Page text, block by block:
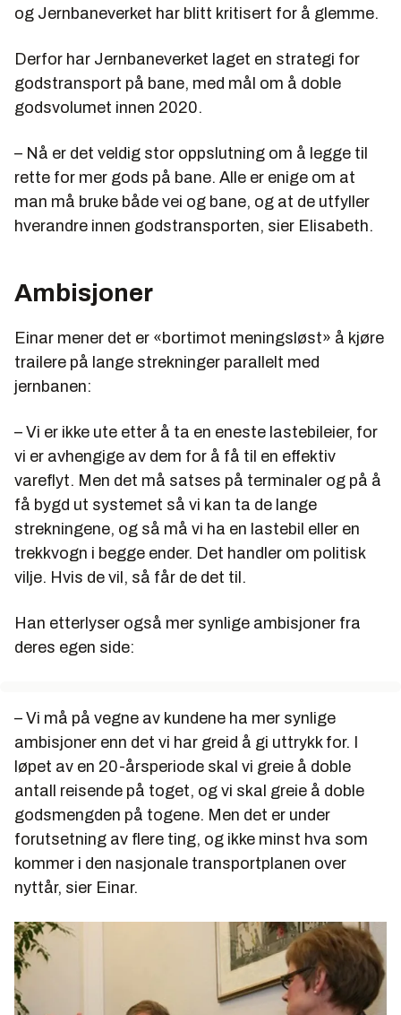
og Jernbaneverket har blitt kritisert for å glemme.
Derfor har Jernbaneverket laget en strategi for
godstransport på bane, med mål om å doble
godsvolumet innen 2020.
– Nå er det veldig stor oppslutning om å legge til
rette for mer gods på bane. Alle er enige om at
man må bruke både vei og bane, og at de utfyller
hverandre innen godstransporten, sier Elisabeth.
Ambisjoner
Einar mener det er «bortimot meningsløst» å kjøre
trailere på lange strekninger parallelt med
jernbanen:
– Vi er ikke ute etter å ta en eneste lastebileier, for
vi er avhengige av dem for å få til en effektiv
vareflyt. Men det må satses på terminaler og på å
få bygd ut systemet så vi kan ta de lange
strekningene, og så må vi ha en lastebil eller en
trekkvogn i begge ender. Det handler om politisk
vilje. Hvis de vil, så får de det til.
Han etterlyser også mer synlige ambisjoner fra
deres egen side:
– Vi må på vegne av kundene ha mer synlige
ambisjoner enn det vi har greid å gi uttrykk for. I
løpet av en 20-årsperiode skal vi greie å doble
antall reisende på toget, og vi skal greie å doble
godsmengden på togene. Men det er under
forutsetning av flere ting, og ikke minst hva som
kommer i den nasjonale transportplanen over
nyttår, sier Einar.